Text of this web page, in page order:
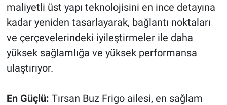
maliyetli üst yapı teknolojisini en ince detayına
kadar yeniden tasarlayarak, bağlantı noktaları
ve çerçevelerindeki iyileştirmeler ile daha
yüksek sağlamlığa ve yüksek performansa
ulaştırıyor.
En Güçlü: Tırsan Buz Frigo ailesi, en sağlam